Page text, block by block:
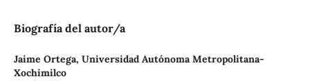
Biografía del autor/a
Jaime Ortega, Universidad Autónoma Metropolitana-
Xochimilco